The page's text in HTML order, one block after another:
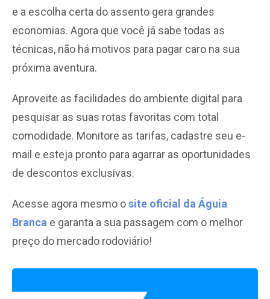
e a escolha certa do assento gera grandes
economias. Agora que você já sabe todas as
técnicas, não há motivos para pagar caro na sua
próxima aventura.
Aproveite as facilidades do ambiente digital para
pesquisar as suas rotas favoritas com total
comodidade. Monitore as tarifas, cadastre seu e-
mail e esteja pronto para agarrar as oportunidades
de descontos exclusivas.
Acesse agora mesmo osite oficial da Águia
Branca e garanta a sua passagem com o melhor
preço do mercado rodoviário!